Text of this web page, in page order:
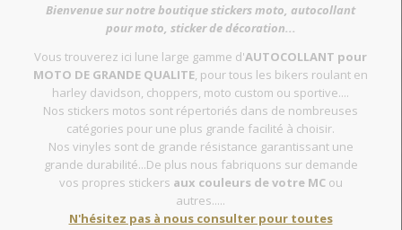
Bienvenue sur notre boutique stickers moto, autocollant
pour moto, sticker de décoration...
Vous trouverez ici lune large gamme d'AUTOCOLLANT pour
MOTO DE GRANDE QUALITE , pour tous les bikers roulant en
harley davidson, choppers, moto custom ou sportive....
Nos stickers motos sont répertoriés dans de nombreuses
catégories pour une plus grande facilité à choisir.
Nos vinyles sont de grande résistance garantissant une
grande durabilité...De plus nous fabriquons sur demande
vos propres stickers aux couleurs de votre MCou
autres.....
N'hésitez pas à nous consulter pour toutes